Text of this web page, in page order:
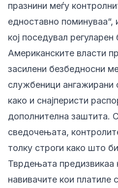
празнини меѓу
едноставно поминуваа“,
кој поседувал регуларен
Американските власти
засилени безбедносни
службеници ангажирани
како и снајперисти
дополнителна заштита.
сведочењата,
толку строги како што
Тврдењата предизвикаа
навивачите кои платиле